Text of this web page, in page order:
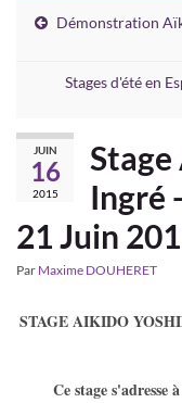
Démonstration
Stages d'été en
JUIN
16
2015
Ingré
21 Juin
Par Maxime DOUHERET
STAGE AIKIDO
Ce stage